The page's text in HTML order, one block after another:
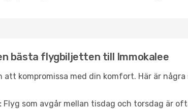
bästa flygbiljetten till Immokalee
kompromissa med din komfort. Här är
Flyg som avgår mellan tisdag och torsdag är